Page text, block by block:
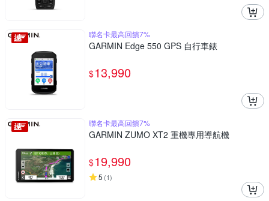
聯名卡最高回饋7%
GARMIN Edge 550 GPS 自行車錶
$13,990
聯名卡最高回饋7%
GARMIN ZUMO XT2 重機專用導航機
$19,990
5 (1)